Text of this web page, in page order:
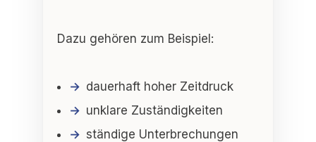
Dazu gehören zum Beispiel:
dauerhaft hoher Zeitdruck
unklare Zuständigkeiten
ständige Unterbrechungen